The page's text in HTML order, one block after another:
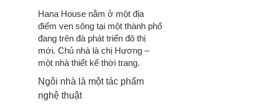
Hana House nằm ở một địa
điểm ven sông tại một thành phố
đang trên đà phát triển đô thị
mới. Chủ nhà là chị Hương –
một nhà thiết kế thời trang.
Ngôi nhà là một tác phẩm
nghệ thuật